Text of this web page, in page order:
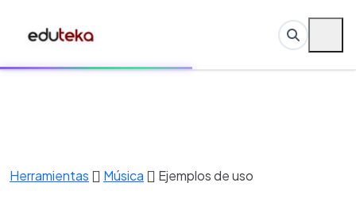
Herramientas Música Ejemplos de uso